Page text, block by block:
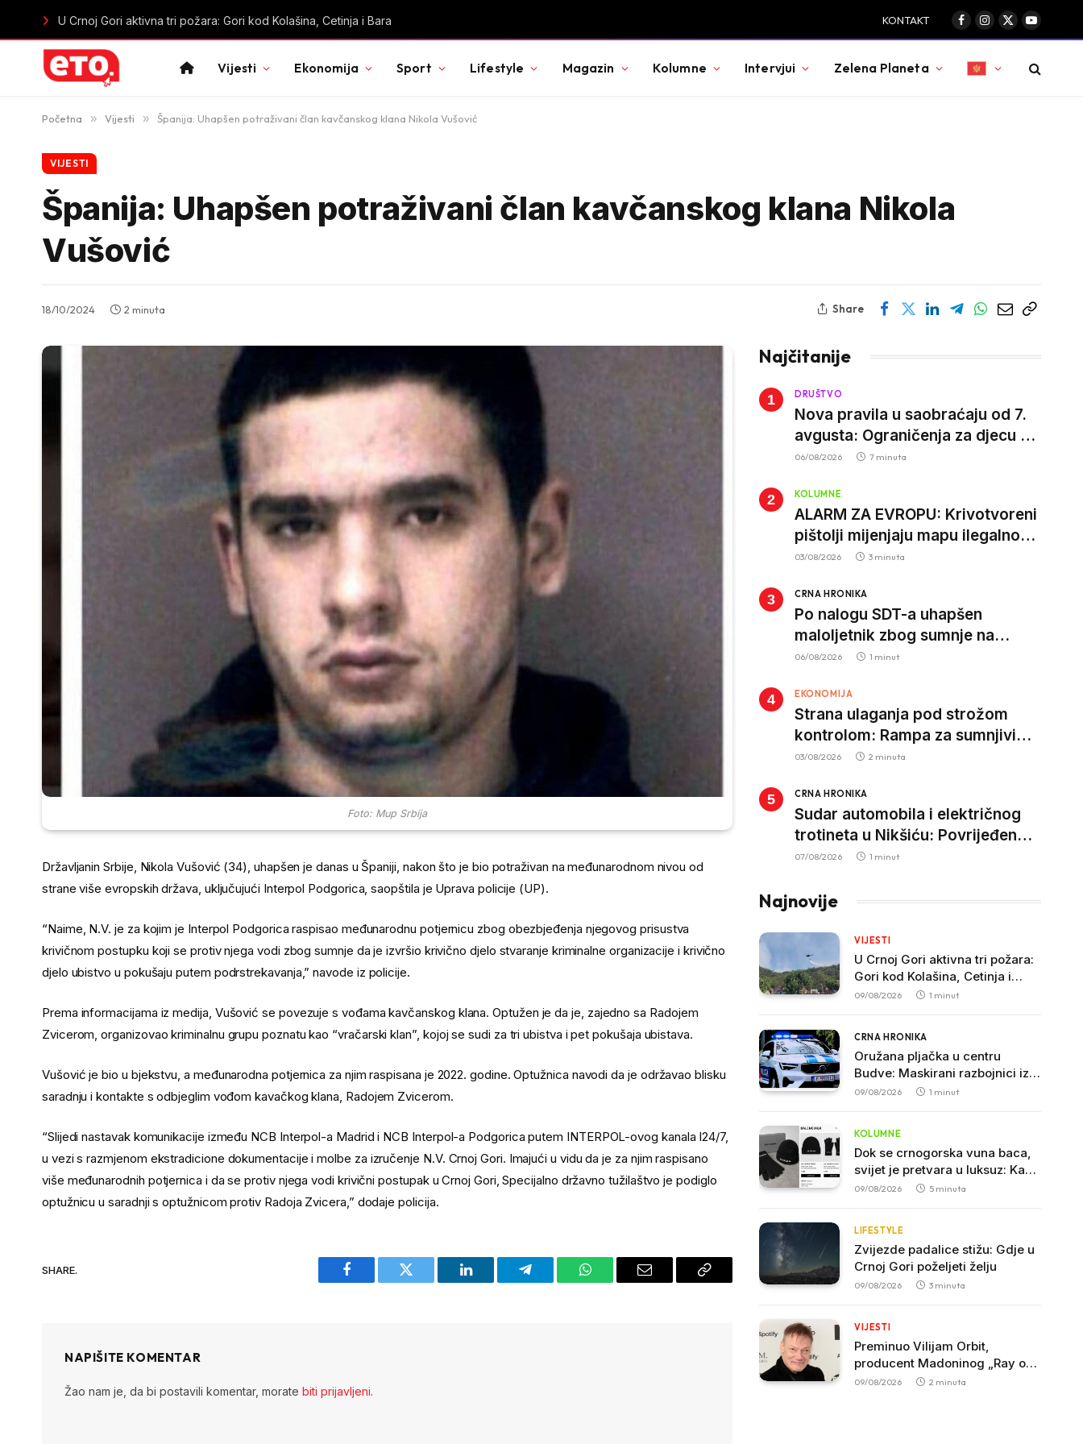
Oružana pljačka u centru Budve: Maskirani razbojnici iz sefa odnijeli veliku sumu novca KONTAKT
Facebook
Instagram
X
(Twitter)
YouTube
Vijesti Ekonomija Sport Lifestyle Magazin Kolumne Intervjui Zelena Planeta
Početna » Vijesti » Španija: Uhapšen potraživani član kavčanskog klana Nikola Vušović
VIJESTI
Španija: Uhapšen potraživani član kavčanskog klana Nikola
Vušović
18/10/2024 2 minuta Share
Foto: Mup Srbija
Državljanin Srbije, Nikola Vušović (34), uhapšen je danas u Španiji, nakon što je bio potraživan na međunarodnom nivou od
strane više evropskih država, uključujući Interpol Podgorica, saopštila je Uprava policije (UP).
“Naime, N.V. je za kojim je Interpol Podgorica raspisao međunarodnu potjernicu zbog obezbjeđenja njegovog prisustva
krivičnom postupku koji se protiv njega vodi zbog sumnje da je izvršio krivično djelo stvaranje kriminalne organizacije i krivično
djelo ubistvo u pokušaju putem podrstrekavanja,” navode iz policije.
Prema informacijama iz medija, Vušović se povezuje s vođama kavčanskog klana. Optužen je da je, zajedno sa Radojem
Zvicerom, organizovao kriminalnu grupu poznatu kao “vračarski klan”, kojoj se sudi za tri ubistva i pet pokušaja ubistava.
Vušović je bio u bjekstvu, a međunarodna potjernica za njim raspisana je 2022. godine. Optužnica navodi da je održavao blisku
saradnju i kontakte s odbjeglim vođom kavačkog klana, Radojem Zvicerom.
“Slijedi nastavak komunikacije između NCB Interpol-a Madrid i NCB Interpol-a Podgorica putem INTERPOL-ovog kanala I24/7,
u vezi s razmjenom ekstradicione dokumentacije i molbe za izručenje N.V. Crnoj Gori. Imajući u vidu da je za njim raspisano
više međunarodnih potjernica i da se protiv njega vodi krivični postupak u Crnoj Gori, Specijalno državno tužilaštvo je podiglo
optužnicu u saradnji s optužnicom protiv Radoja Zvicera,” dodaje policija.
SHARE.
Facebook Twitter LinkedIn Telegram WhatsAppEmail
Copy
NAPIŠITE KOMENTAR
Žao nam je, da bi postavili komentar, morate biti prijavljeni.
Najčitanije
DRUŠTVO
Nova pravila u saobraćaju od 7.
avgusta: Ograničenja za djecu na
trotinetima i mlade vozače, veće
djece
06/08/2026 7 minuta
KOLUMNE
ALARM ZA EVROPU: Krivotvoreni
pištolji mijenjaju mapu ilegalnog
tržišta, istrage ukazuju na
03/08/2026 3 minuta
CRNA HRONIKA
Po nalogu SDT-a uhapšen
maloljetnik zbog sumnje na
vrbovanje i obučavanje za
06/08/2026 1 minut
EKONOMIJA
Strana ulaganja pod strožom
kontrolom: Rampa za sumnjivi
kapital
03/08/2026 2 minuta
CRNA HRONIKA
Sudar automobila i električnog
trotineta u Nikšiću: Povrijeđen
vozač trotineta, prebačen u
07/08/2026 1 minut
Najnovije
VIJESTI
U Crnoj Gori aktivna tri požara:
Gori kod Kolašina, Cetinja i
Bara
09/08/2026 1 minut
CRNA HRONIKA
Oružana pljačka u centru
Budve: Maskirani razbojnici iz
sefa odnijeli veliku sumu novca
09/08/2026 1 minut
KOLUMNE
Dok se crnogorska vuna baca,
svijet je pretvara u luksuz: Kako
je nestao zanat koji je nekada
09/08/2026 5 minuta
LIFESTYLE
Zvijezde padalice stižu: Gdje u
Crnoj Gori poželjeti želju
09/08/2026 3 minuta
VIJESTI
Preminuo Vilijam Orbit,
producent Madoninog „Ray of
Light“
09/08/2026 2 minuta